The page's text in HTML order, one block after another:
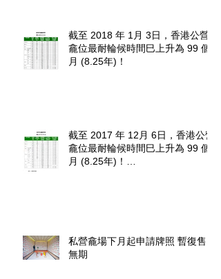
截至 2018 年 1月 3日，香港公營
龕位最耐輪候時間巳上升為 99 個
月 (8.25年)！
截至 2017 年 12月 6日，香港公營
龕位最耐輪候時間巳上升為 99 個
月 (8.25年)！
私營龕場下月起申請牌照 暫復售
無期